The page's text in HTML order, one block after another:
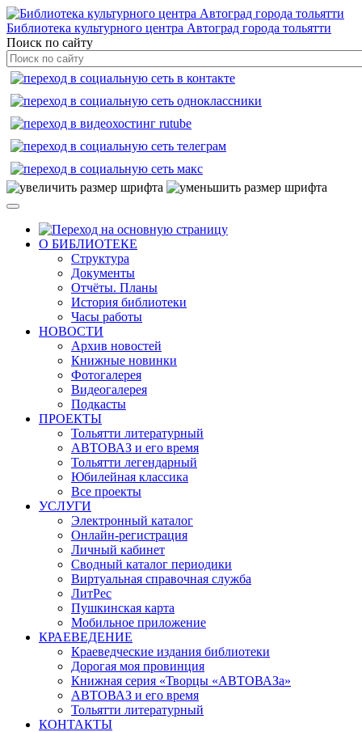
Библиотека культурного центра Автоград города тольятти
Поиск по сайту
О БИБЛИОТЕКЕ
Структура
Документы
Отчёты. Планы
История библиотеки
Часы работы
НОВОСТИ
Архив новостей
Книжные новинки
Фотогалерея
Видеогалерея
Подкасты
ПРОЕКТЫ
Тольятти литературный
АВТОВАЗ и его время
Тольятти легендарный
Юбилейная классика
Все проекты
УСЛУГИ
Электронный каталог
Онлайн-регистрация
Личный кабинет
Сводный каталог периодики
Виртуальная справочная служба
ЛитРес
Пушкинская карта
Мобильное приложение
КРАЕВЕДЕНИЕ
Краеведческие издания библиотеки
Дорогая моя провинция
Книжная серия «Творцы «АВТОВАЗа»
АВТОВАЗ и его время
Тольятти литературный
КОНТАКТЫ